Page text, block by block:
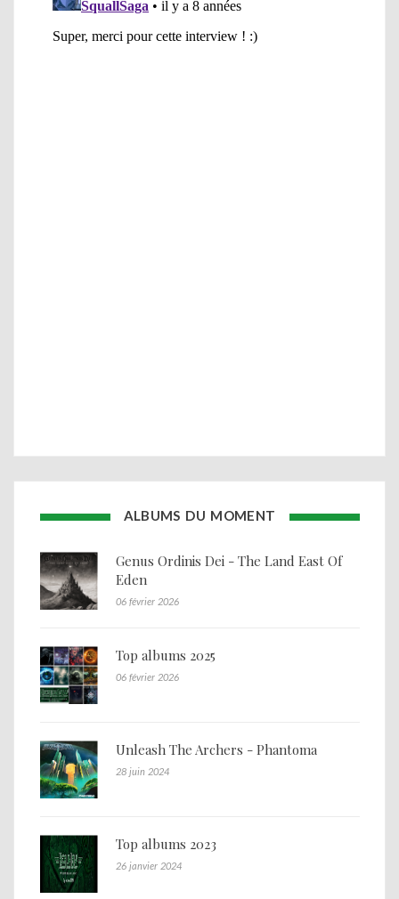
ALBUMS DU MOMENT
Genus Ordinis Dei - The Land East Of
Eden
06 février 2026
Top albums 2025
06 février 2026
Unleash The Archers - Phantoma
28 juin 2024
Top albums 2023
26 janvier 2024